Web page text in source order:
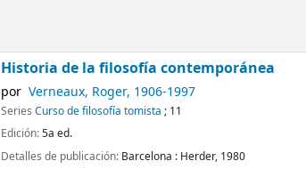
Historia de la filosofía contemporánea
por Verneaux, Roger, 1906-1997
SeriesCurso de filosofía tomista ; 11
Edición:5a ed.
Detalles de publicación: Barcelona : Herder, 1980